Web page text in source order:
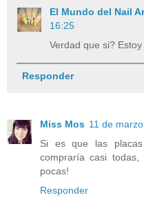
El Mundo del Nail
16:25
Verdad que si?
Responder
Miss Mos 11 de
Si es que las
compraría casi
pocas!
Responder